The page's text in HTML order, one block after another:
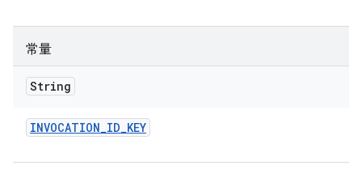
常量
String
INVOCATION_ID_KEY